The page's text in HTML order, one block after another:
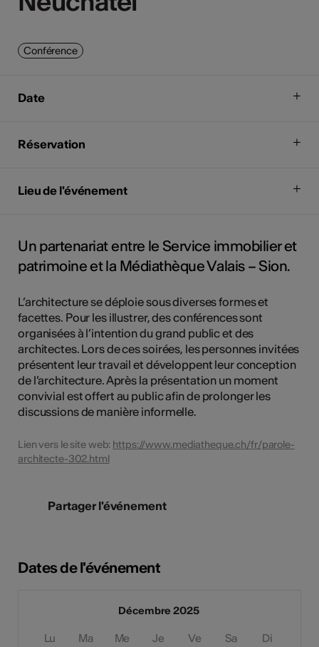
Conférence
Date
Réservation
Lieu de l'événement
Un partenariat entre le Service immobilier et
patrimoine et la Médiathèque Valais – Sion.
L’architecture se déploie sous diverses formes et
facettes. Pour les illustrer, des conférences sont
organisées à l’intention du grand public et des
architectes. Lors de ces soirées, les personnes invitées
présentent leur travail et développent leur conception
de l’architecture. Après la présentation un moment
convivial est offert au public afin de prolonger les
discussions de manière informelle.
Lien vers le site web: https://www.mediatheque.ch/fr/parole-
architecte-302.html
Partager l'événement
Dates de l'événement
Décembre 2025
Lu Ma Me Je Ve Sa Di